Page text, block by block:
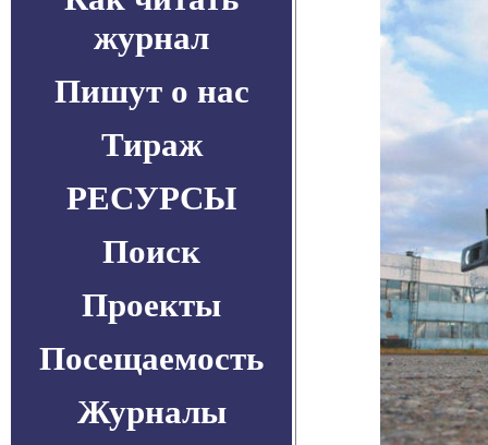
журнал
Пишут о нас
Тираж
РЕСУРСЫ
Поиск
Проекты
Посещаемость
Журналы